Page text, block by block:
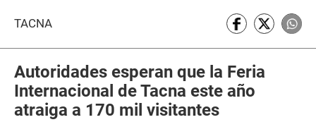
TACNA
Autoridades esperan que la Feria
Internacional de Tacna este año
atraiga a 170 mil visitantes